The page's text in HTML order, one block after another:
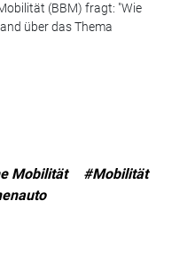
(BBM) fragt: "Wie
über das Thema
Mobilität
#Mobilität